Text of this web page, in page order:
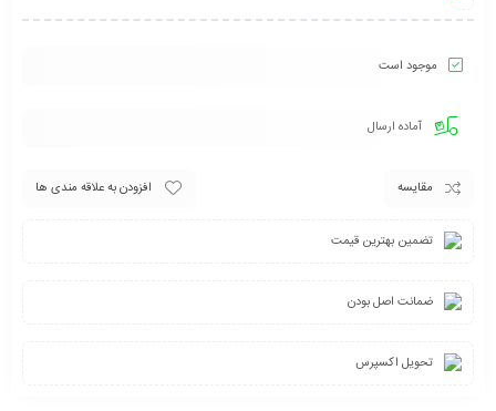
موجود است
آماده ارسال
مقایسه افزودن به علاقه مندی ها
تضمین بهترین قیمت
ضمانت اصل بودن
تحویل اکسپرس